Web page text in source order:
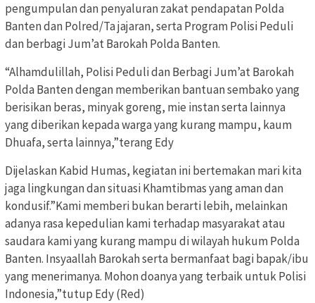
pengumpulan dan penyaluran zakat pendapatan Polda
Banten dan Polred/Ta jajaran, serta Program Polisi Peduli
dan berbagi Jum’at Barokah Polda Banten.
“Alhamdulillah, Polisi Peduli dan Berbagi Jum’at Barokah
Polda Banten dengan memberikan bantuan sembako yang
berisikan beras, minyak goreng, mie instan serta lainnya
yang diberikan kepada warga yang kurang mampu, kaum
Dhuafa, serta lainnya,”terang Edy
Dijelaskan Kabid Humas, kegiatan ini bertemakan mari kita
jaga lingkungan dan situasi Khamtibmas yang aman dan
kondusif.”Kami memberi bukan berarti lebih, melainkan
adanya rasa kepedulian kami terhadap masyarakat atau
saudara kami yang kurang mampu di wilayah hukum Polda
Banten. Insyaallah Barokah serta bermanfaat bagi bapak/ibu
yang menerimanya. Mohon doanya yang terbaik untuk Polisi
Indonesia,”tutup Edy (Red)